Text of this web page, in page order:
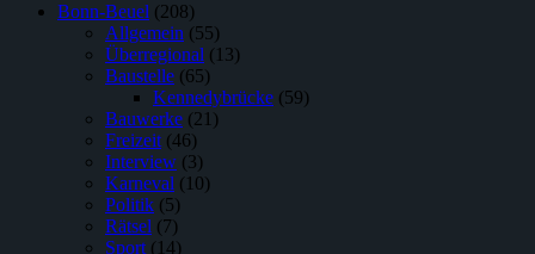
Bonn-Beuel (208)
Allgemein (55)
Überregional (13)
Baustelle (65)
Kennedybrücke (59)
Bauwerke (21)
Freizeit(46)
Interview (3)
Karneval (10)
Politik (5)
Rätsel (7)
Sport(14)